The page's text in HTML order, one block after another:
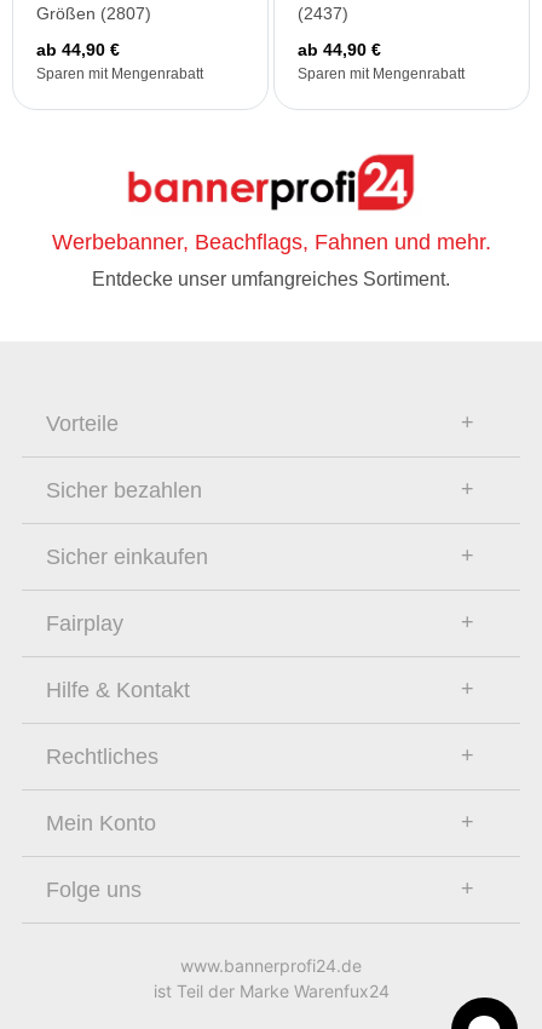
Größen (2807)
ab 44,90 €
Sparen mit Mengenrabatt
(2437)
ab 44,90 €
Sparen mit Mengenrabatt
Werbebanner, Beachflags, Fahnen und mehr.
Entdecke unser umfangreiches Sortiment.
Vorteile
Sicher bezahlen
Sicher einkaufen
Fairplay
Hilfe & Kontakt
Rechtliches
Mein Konto
Folge uns
www.bannerprofi24.de
ist Teil der Marke Warenfux24